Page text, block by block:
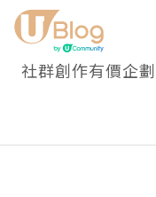
社群創作有價企劃